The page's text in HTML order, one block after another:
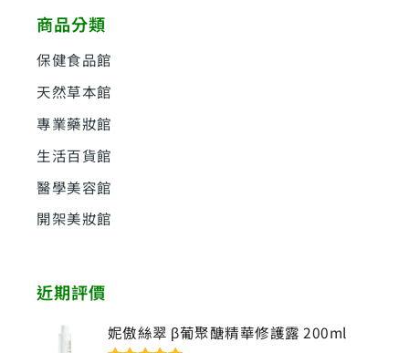
字
:
商品分類
保健食品館
天然草本館
專業藥妝館
生活百貨館
醫學美容館
開架美妝館
近期評價
妮傲絲翠 β葡聚醣精華修護露 200ml